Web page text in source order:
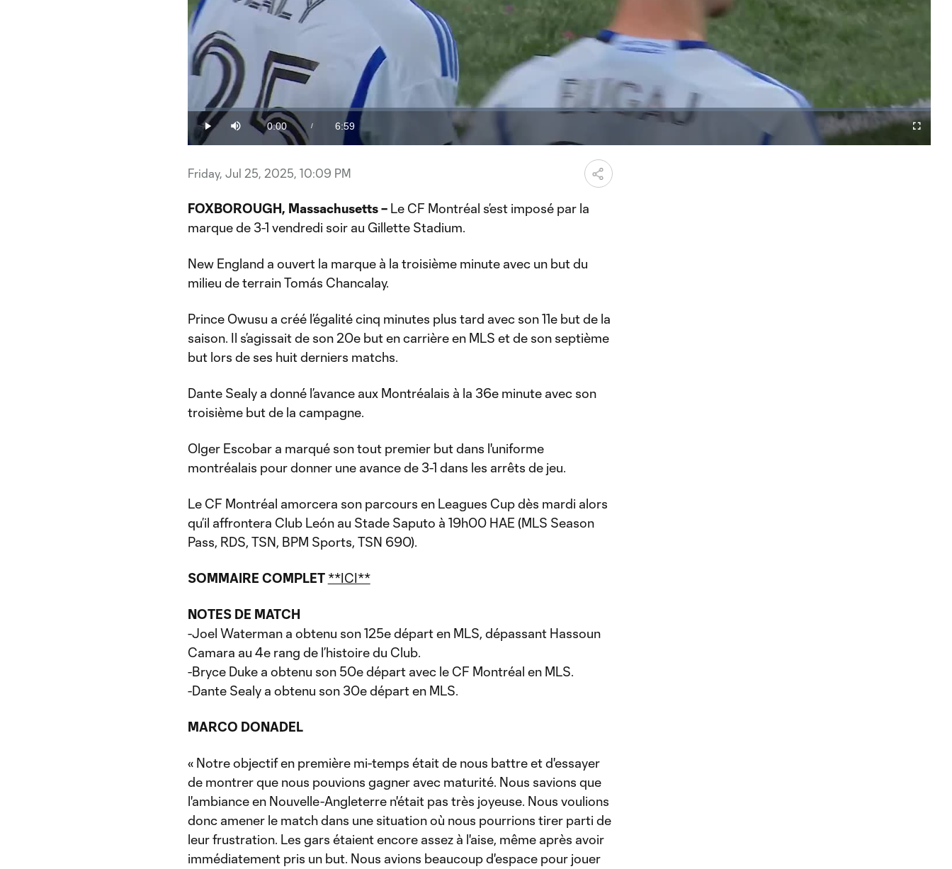
Video
Play Mute
Current
0:00 /
Duration
6:59
Loaded:
2.37%
Fullscreen
Friday, Jul 25, 2025, 10:09 PM
FOXBOROUGH, Massachusetts –Le CF Montréal s’est imposé par la
marque de 3-1 vendredi soir au Gillette Stadium.
New England a ouvert la marque à la troisième minute avec un but du
milieu de terrain Tomás Chancalay.
Prince Owusu a créé l’égalité cinq minutes plus tard avec son 11e but de la
saison. Il s’agissait de son 20e but en carrière en MLS et de son septième
but lors de ses huit derniers matchs.
Dante Sealy a donné l’avance aux Montréalais à la 36e minute avec son
troisième but de la campagne.
Olger Escobar a marqué son tout premier but dans l'uniforme
montréalais pour donner une avance de 3-1 dans les arrêts de jeu.
Le CF Montréal amorcera son parcours en Leagues Cup dès mardi alors
qu’il affrontera Club León au Stade Saputo à 19h00 HAE (MLS Season
Pass, RDS, TSN, BPM Sports, TSN 690).
SOMMAIRE COMPLET **ICI**
NOTES DE MATCH
-Joel Waterman a obtenu son 125e départ en MLS, dépassant Hassoun
Camara au 4e rang de l’histoire du Club.
-Bryce Duke a obtenu son 50e départ avec le CF Montréal en MLS.
-Dante Sealy a obtenu son 30e départ en MLS.
MARCO DONADEL
« Notre objectif en première mi-temps était de nous battre et d'essayer
de montrer que nous pouvions gagner avec maturité. Nous savions que
l'ambiance en Nouvelle-Angleterre n'était pas très joyeuse. Nous voulions
donc amener le match dans une situation où nous pourrions tirer parti de
leur frustration. Les gars étaient encore assez à l'aise, même après avoir
immédiatement pris un but. Nous avions beaucoup d'espace pour jouer